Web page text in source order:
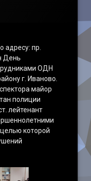
адресу: пр.
День
ОДН
г. Иваново.
майор
полиции
лейтенант
которой